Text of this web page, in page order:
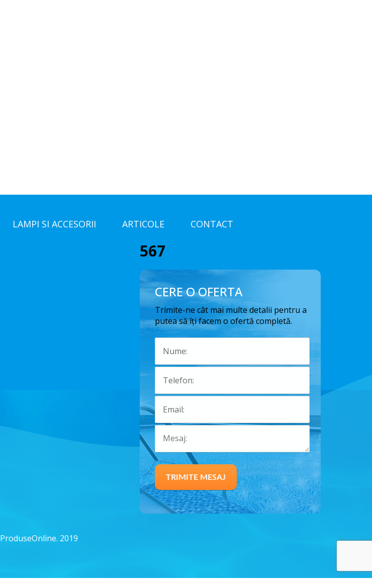
LAMPI SI ACCESORII ARTICOLE CONTACT
567
CERE O OFERTA
Trimite-ne cât mai multe detalii pentru a
putea să îți facem o ofertă completă.
ProduseOnline. 2019